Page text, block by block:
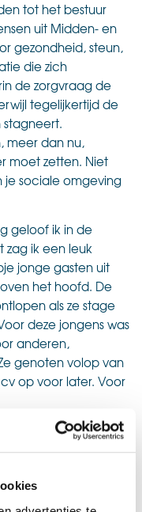
tot het bestuur
uit Midden- en
gezondheid, steun,
die zich
de zorgvraag de
tegelijkertijd de
meer dan nu,
moet zetten. Niet
je sociale omgeving
geloof ik in de
zag ik een leuk
jonge gasten uit
het hoofd. De
als ze stage
deze jongens was
anderen,
genoten volop van
op voor later. Voor
jaren in te
van harte dat ik
te gaan hoe we
ondersteunen en